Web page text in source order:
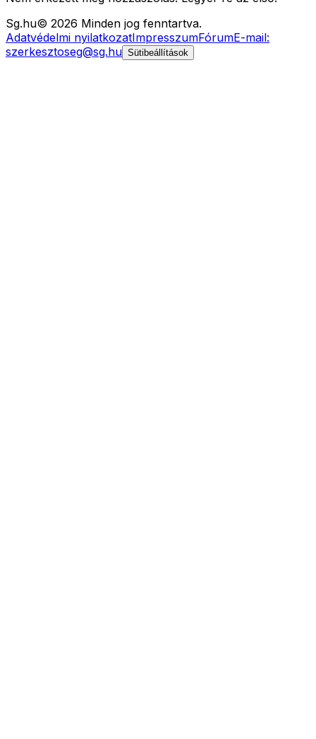
Sg.hu© 2026 Minden jog fenntartva.
Adatvédelmi nyilatkozatImpresszumFórumE-mail:
szerkesztoseg@sg.hu Sütibeállítások